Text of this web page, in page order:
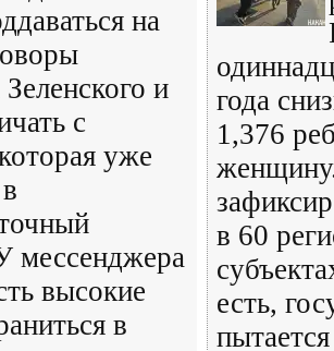
на
и
с
уже
мессенджера
высокие
в
года
1,376
в 60
есть,